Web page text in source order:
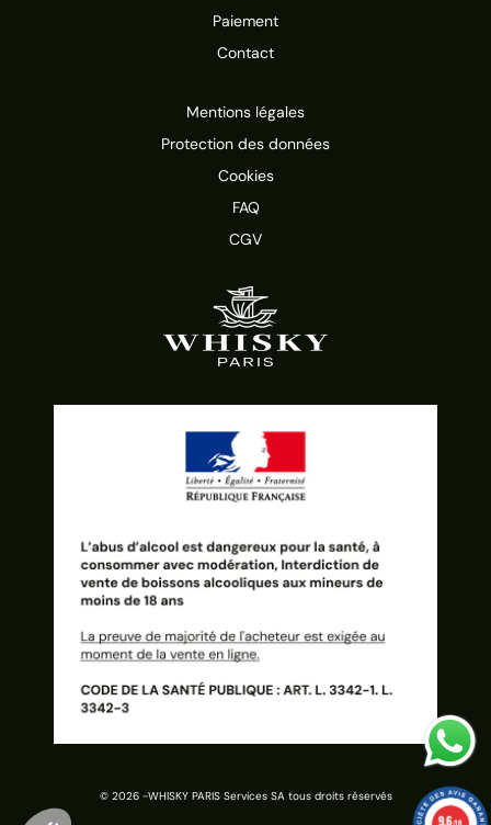
Paiement
Contact
Mentions légales
Protection des données
Cookies
FAQ
CGV
© 2026 -WHISKY PARIS Services SA tous droits réservés
9.6/10